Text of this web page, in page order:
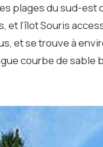
plages du sud-
l’îlot Souris
et se trouve à
courbe de